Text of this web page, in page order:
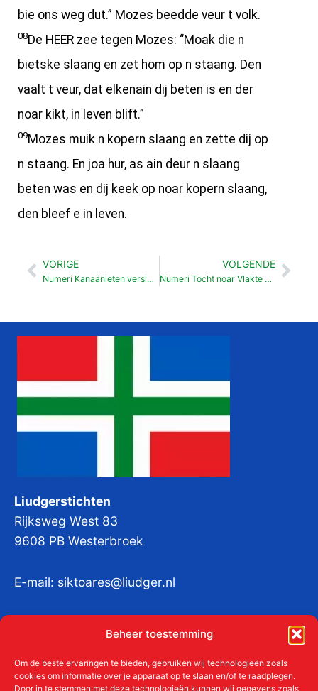
Beheer toestemming
Om de beste ervaringen te bieden, gebruiken wij technologieën zoals
cookies om informatie over je apparaat op te slaan en/of te raadplegen.
Door in te stemmen met deze technologieën kunnen wij gegevens zoals
bie ons weg dut.” Mozes beedde veur t volk.
08De HEER zee tegen Mozes: “Moak die n
bietske slaang en zet hom op n staang. Den
vaalt t veur, dat elkenain dij beten is en der
noar kikt, in leven blift.”
09Mozes muik n kopern slaang en zette dij op
n staang. En joa hur, as ain deur n slaang
beten was en dij keek op noar kopern slaang,
den bleef e in leven.
Vorige
VORIGE
Numeri Kanaänieten versloagen bie Chorma (21:1-3 )
VOLGENDE
Numeri Tocht noar Vlakte van Moäb (21:10-20 )
Liudgerstichten
Rijksweg West 83
9608 PB Westerbroek
E-mail: siktoares@liudger.nl
KvKnr:41011712